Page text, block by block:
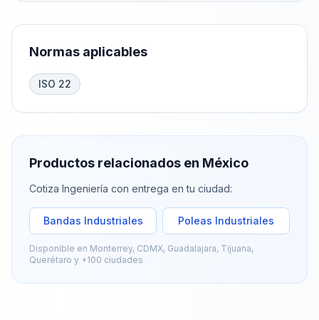
Normas aplicables
ISO 22
Productos relacionados en México
Cotiza Ingeniería con entrega en tu ciudad:
Bandas Industriales Poleas Industriales
Disponible en Monterrey, CDMX, Guadalajara, Tijuana,
Querétaro y +100 ciudades